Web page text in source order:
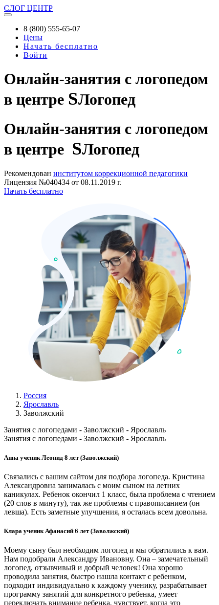
СЛОГ ЦЕНТР
8 (800) 555-65-07
Цены
Начать бесплатно
Войти
Онлайн-занятия с логопедом
в центре SЛогопед
Онлайн-занятия с логопедом
в центре SЛогопед
Рекомендован институтом коррекционной педагогики
Лицензия №040434 от 08.11.2019 г.
Начать бесплатно
Россия
Ярославль
Заволжский
Занятия с логопедами - Заволжский - Ярославль
Занятия с логопедами - Заволжский - Ярославль
Анна ученик Леонид 8 лет (Заволжский)
Связались с вашим сайтом для подбора логопеда. Кристина
Александровна занималась с моим сыном на летних
каникулах. Ребенок окончил 1 класс, была проблема с чтением
(20 слов в минуту), так же проблемы с правописанием (он
левша). Есть заметные улучшения, я осталась всем довольна.
Клара ученик Афанасий 6 лет (Заволжский)
Моему сыну был необходим логопед и мы обратились к вам.
Нам подобрали Александру Ивановну. Она – замечательный
логопед, отзывчивый и добрый человек! Она хорошо
проводила занятия, быстро нашла контакт с ребенком,
подходит индивидуально к каждому ученику, разрабатывает
программу занятий для конкретного ребенка, умеет
переключать внимание ребенка, чувствует, когда это